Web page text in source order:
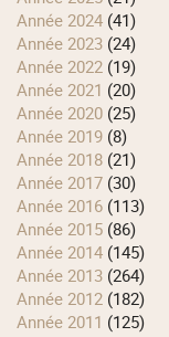
année 2024 (41)
année 2023 (24)
année 2022 (19)
année 2021 (20)
année 2020 (25)
année 2019 (8)
année 2018 (21)
année 2017 (30)
année 2016 (113)
année 2015 (86)
année 2014 (145)
année 2013 (264)
année 2012 (182)
année 2011 (125)